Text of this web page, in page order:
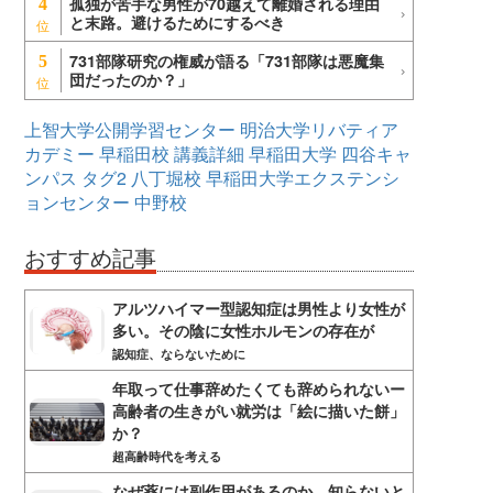
4
と末路。避けるためにするべき
5
731部隊研究の権威が語る「731部隊は悪魔集
団だったのか？」
上智大学公開学習センター 明治大学リバティア
カデミー 早稲田校 講義詳細 早稲田大学 四谷キャ
ンパス タグ2 八丁堀校 早稲田大学エクステンシ
ョンセンター 中野校
おすすめ記事
アルツハイマー型認知症は男性より女性が
多い。その陰に女性ホルモンの存在が
認知症、ならないために
年取って仕事辞めたくても辞められないー
高齢者の生きがい就労は「絵に描いた餅」
か？
超高齢時代を考える